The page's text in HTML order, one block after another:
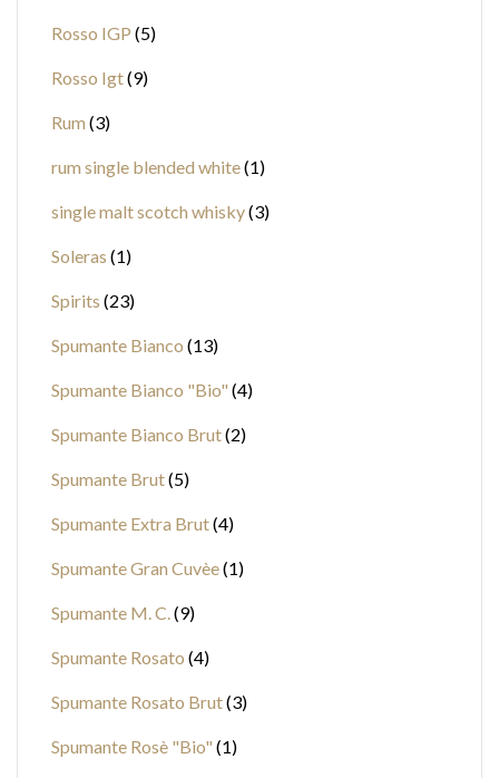
Rosso IGP 5
Rosso Igt 9
Rum 3
rum single blended white 1
single malt scotch whisky 3
Soleras 1
Spirits 23
Spumante Bianco 13
Spumante Bianco "Bio" 4
Spumante Bianco Brut 2
Spumante Brut 5
Spumante Extra Brut 4
Spumante Gran Cuvèe 1
Spumante M. C. 9
Spumante Rosato 4
Spumante Rosato Brut 3
Spumante Rosè "Bio" 1